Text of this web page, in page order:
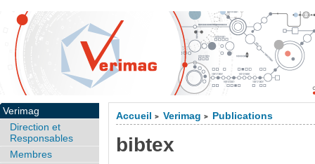
Accueil > Verimag > Publications
bibtex
Verimag
Direction et
Responsables
Membres